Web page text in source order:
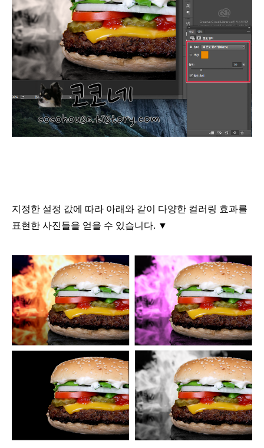
지정한 설정 값에 따라 아래와 같이 다양한 컬러링 효과를
표현한 사진들을 얻을 수 있습니다. ▼